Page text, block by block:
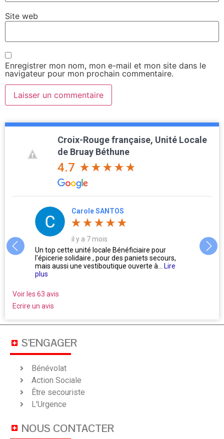
Site web
Enregistrer mon nom, mon e-mail et mon site dans le
navigateur pour mon prochain commentaire.
Croix-Rouge française, Unité Locale
de Bruay Béthune
4.7
jjw d'Artois62
il y a 8 mois
L'accueil par les bénévoles vous fait presque
Oublier l'égocentrisme de la nature humaine !!! Ils
ne se posent pas la...Lire plus
Voir les 63 avis
Ecrire un avis
S'ENGAGER
Bénévolat
Action Sociale
Être secouriste
L'Urgence
NOUS CONTACTER